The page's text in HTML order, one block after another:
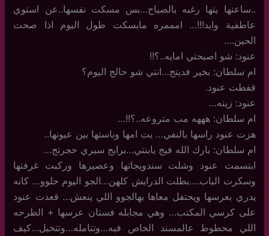
..ساعتها يتها رغبه بالصياح…بس مسكت نفسها..عن استوي
عاطفية وايد!!!… امممره مابسكت طول اليوم اذا صحت
الحين….
عنود: شو اصبحتي امايه..؟!!
ام سلطان: بخير فديتج…انتي شو حالج اليوم؟
قفطت عنود.
عنود: زينه…
ام سلطان: هههه مب متروعه..؟!!…
هزت عنود راسها بالنفي… يت امها وباستها بين عيونها..
ام سلطان: بارك الله فيج يابنتي…برايج سيري حجرتج…
ابتسمت عنود وشلت سندويجاتها وعصيرها وركبت غرفتها
وسكرت الباب….بطلت الدرايش كلهن…الجو اليوم حلوو… كانه
يدري بعرسها ويحتفل معاها بهالجوو اللي ينعش… قعدت عنود
على كرسي المكتب… وهي مجابله فستان عرسها + الطرحه
اللي محطوط عالمسند الخاص فيه…وتتامله…وتتخيل…كيف